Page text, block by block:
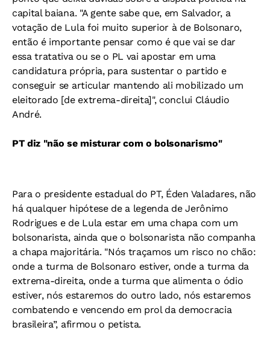
capital baiana. "A gente sabe que, em Salvador, a
votação de Lula foi muito superior à de Bolsonaro,
então é importante pensar como é que vai se dar
essa tratativa ou se o PL vai apostar em uma
candidatura própria, para sustentar o partido e
conseguir se articular mantendo ali mobilizado um
eleitorado [de extrema-direita]", conclui Cláudio
André.
PT diz "não se misturar com o bolsonarismo"
Para o presidente estadual do PT, Éden Valadares, não
há qualquer hipótese de a legenda de Jerônimo
Rodrigues e de Lula estar em uma chapa com um
bolsonarista, ainda que o bolsonarista não companha
a chapa majoritária. "Nós traçamos um risco no chão:
onde a turma de Bolsonaro estiver, onde a turma da
extrema-direita, onde a turma que alimenta o ódio
estiver, nós estaremos do outro lado, nós estaremos
combatendo e vencendo em prol da democracia
brasileira”, afirmou o petista.